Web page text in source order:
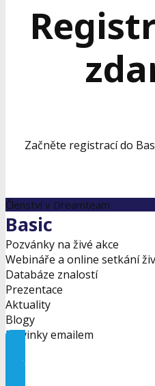
Začněte registrací do
Členství v Dreamteam
Basic
Pozvánky na živé akce
Webináře a online setkání
Databáze znalostí
Prezentace
Aktuality
Blogy
Novinky emailem
Začněte zde